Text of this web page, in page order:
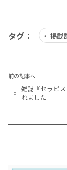
タグ： 掲載
前の記事へ
« 雑誌『セラピ
れました